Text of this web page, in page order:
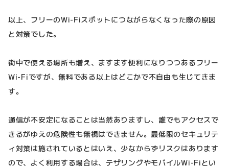
以上、フリーのWi-Fiスポットにつながらなくなった際の原因
と対策でした。
街中で使える場所も増え、ますます便利になりつつあるフリー
Wi-Fiですが、無料である以上はどこかで不自由も生じてきま
す。
通信が不安定になることは当然ありますし、誰でもアクセスで
きるがゆえの危険性も無視はできません。最低限のセキュリテ
ィ対策は施されているとはいえ、少なからずリスクはあります
ので、よく利用する場合は、テザリングやモバイルWi-Fiとい